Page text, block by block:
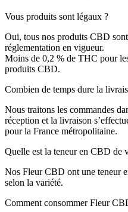
Vous produits sont légaux ?
Oui, tous nos produits CBD
réglementation en vigueur.
Moins de 0,2 % de THC pour
produits CBD.
Combien de temps dure la
Nous traitons les commandes
réception et la livraison
pour la France métropolitaine.
Quelle est la teneur en CBD de
Nos Fleur CBD ont une teneur
selon la variété.
Comment consommer Fleur